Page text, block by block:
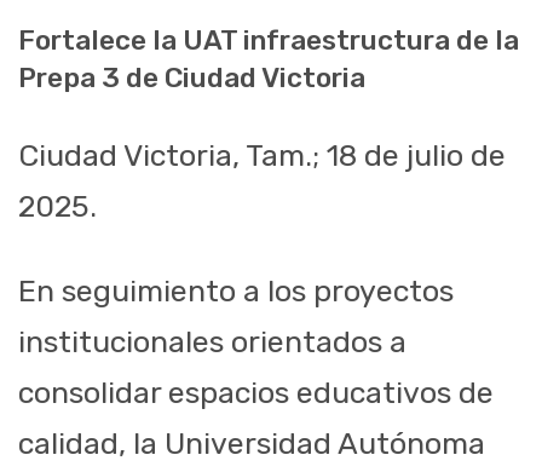
Fortalece la UAT infraestructura de la
Prepa 3 de Ciudad Victoria
Ciudad Victoria, Tam.; 18 de julio de
2025.
En seguimiento a los proyectos
institucionales orientados a
consolidar espacios educativos de
calidad, la Universidad Autónoma